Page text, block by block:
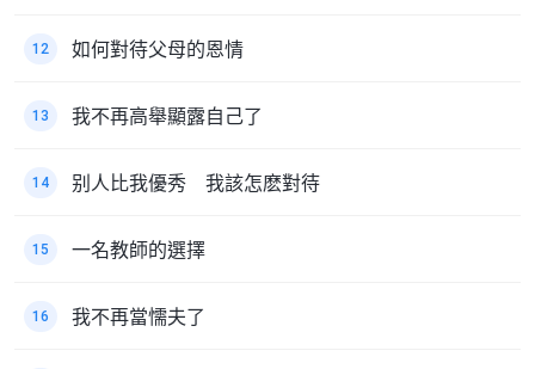
12 如何對待父母的恩情
13 我不再高舉顯露自己了
14 别人比我優秀 我該怎麽對待
15 一名教師的選擇
16 我不再當懦夫了